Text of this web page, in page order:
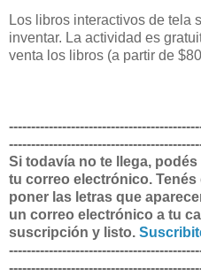
Los libros interactivos de tela
inventar. La actividad es
venta los libros (a partir de
Si todavía no te llega,
tu correo electrónico.
poner las letras que
un correo electrónico a tu
suscripción y listo.